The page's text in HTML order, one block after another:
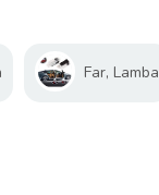
Far, Lamba